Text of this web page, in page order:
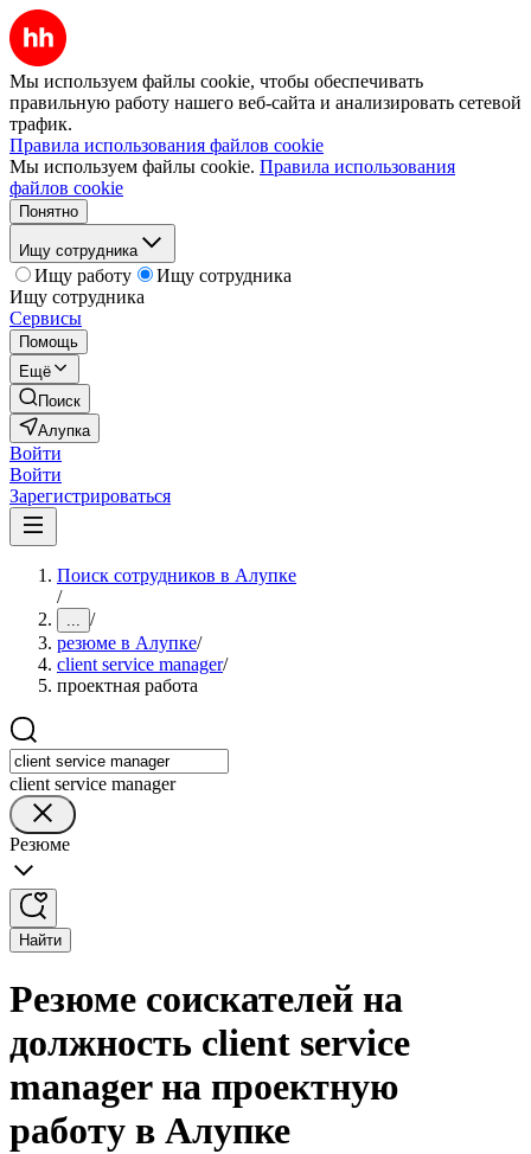
Мы используем файлы cookie, чтобы обеспечивать
правильную работу нашего веб-сайта и анализировать сетевой
трафик.
Правила использования файлов cookie
Мы используем файлы cookie. Правила использования
файлов cookie
Понятно
Ищу сотрудника
Ищу работу
Ищу сотрудника
Ищу сотрудника
Сервисы
Помощь
Ещё
Поиск
Алупка
Войти
Войти
Зарегистрироваться
Поиск сотрудников в Алупке
/
... /
резюме в Алупке/
client service manager/
проектная работа
client service manager
Резюме
Найти
Резюме соискателей на
должность client service
manager на проектную
работу в Алупке